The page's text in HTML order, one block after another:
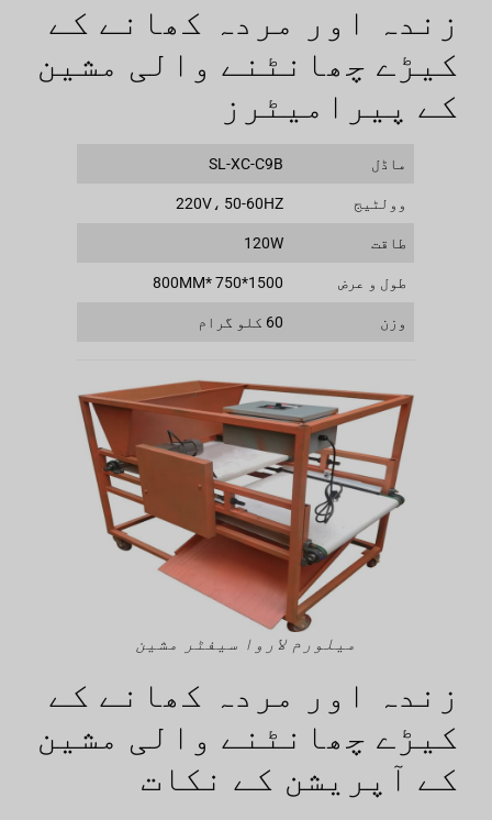
زندہ اور مردہ کھانے کے
کیڑے چھانٹنے والی مشین
کے پیرامیٹرز
ماڈل SL-XC-C9B
وولٹیج 220V، 50-60HZ
طاقت 120W
طول و عرض 1500*750 *800MM
وزن 60 کلو گرام
میلورم لاروا سیفٹر مشین
زندہ اور مردہ کھانے کے
کیڑے چھانٹنے والی مشین
کے آپریشن کے نکات